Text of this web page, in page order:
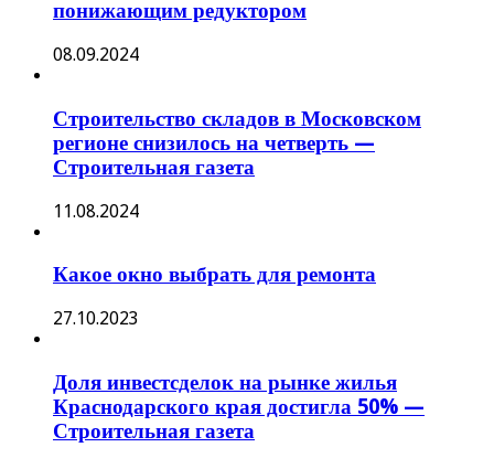
понижающим редуктором
08.09.2024
Строительство складов в Московском
регионе снизилось на четверть —
Строительная газета
11.08.2024
Какое окно выбрать для ремонта
27.10.2023
Доля инвестсделок на рынке жилья
Краснодарского края достигла 50% —
Строительная газета